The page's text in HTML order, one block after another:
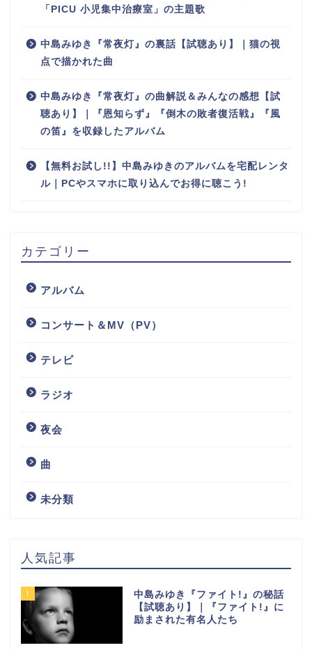
「PICU 小児集中治療室」の主題歌
中島みゆき『常夜灯』の裏話【試聴あり】｜猫の視
点で描かれた曲
中島みゆき『常夜灯』の曲解説＆みんなの感想【試
聴あり】｜『恩知らず』『倒木の敗者復活戦』『風
の笛』を収録したアルバム
【無料お試し!!】中島みゆきのアルバムを宅配レンタ
ル｜PCやスマホに取り込んでお得に聴こう!
カテゴリー
アルバム
コンサート＆MV（PV）
テレビ
ラジオ
夜会
曲
未分類
人気記事
1
中島みゆき『ファイト!』の秘話
【試聴あり】｜『ファイト!』に
励まされた有名人たち